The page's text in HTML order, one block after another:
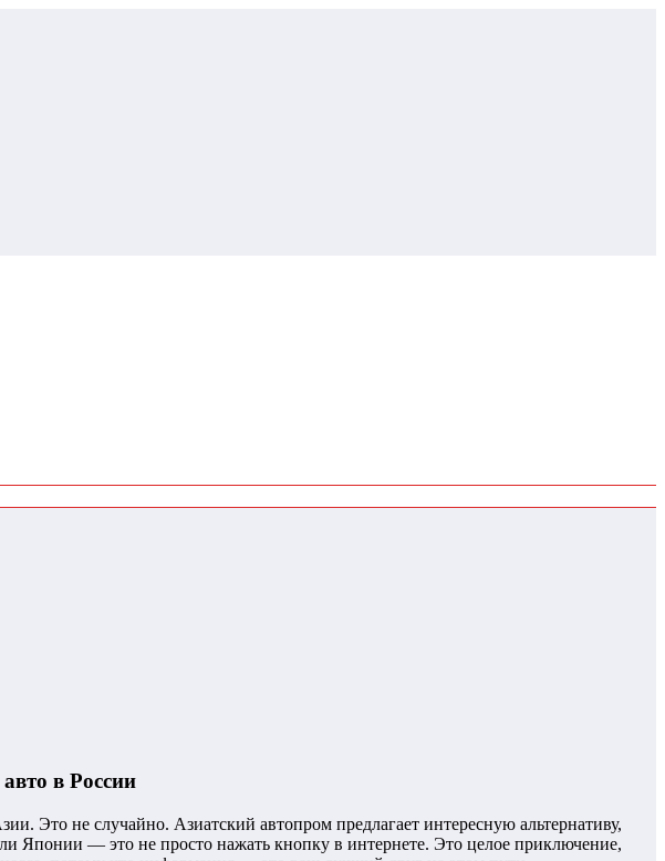
в России
Это не случайно. Азиатский автопром предлагает интересную альтернативу,
Японии — это не просто нажать кнопку в интернете. Это целое приключение,